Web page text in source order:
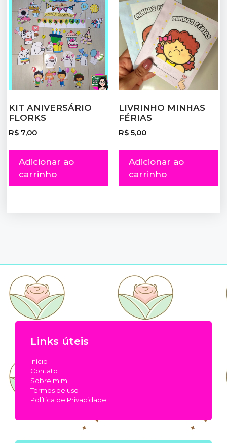
KIT ANIVERSÁRIO
FLORKS
R$ 7,00
Adicionar ao
carrinho
LIVRINHO MINHAS
FÉRIAS
R$ 5,00
Adicionar ao
carrinho
Links úteis
Início
Contato
Sobre mim
Termos de uso
Política de Privacidade